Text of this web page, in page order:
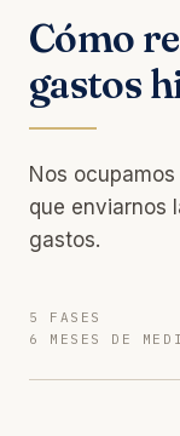
Cómo
gastos
Nos
que enviarnos
gastos.
5 FASES
6 MESES DE